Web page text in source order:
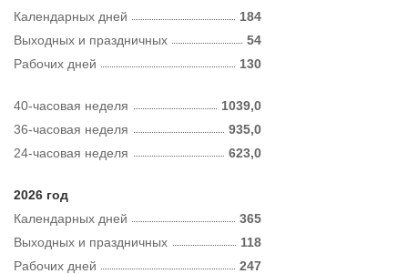
Календарных дней
184
Рабочих дней 130
Выходных и праздничных 54
40-часовая неделя
1039,0
36-часовая неделя
935,0
24-часовая неделя
623,0
2026 год
Календарных дней
365
Рабочих дней 247
Выходных и праздничных 118